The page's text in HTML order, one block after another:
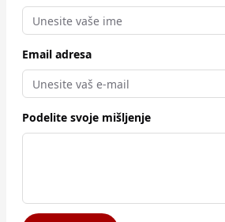
Email adresa
Podelite svoje mišljenje